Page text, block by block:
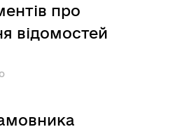
про
відомостей